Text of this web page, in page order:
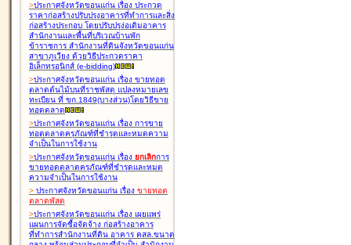
>ประกาศจังหวัดขอนแก่น เรื่อง ประกวด
ราคาก่อสร้างปรับปรุงอาคารที่ทำการและสิ่ง
ก่อสร้างประกอบ โดยปรับปรุง่อเติมอาคาร
สำนักงานและพื้นที่บริเวณบ้านพัก
ข้าราชการ สำนักงานที่ดินจังหวัดขอนแก่น
สาขาภูเวียง ด้วยวิธีประกวดราคา
อิเล็กทรอนิกส์ (e-bidding)
>ประกาศจังหวัดขอนแก่น เรื่อง ขายทอด
ตลาดต้นไม้บนที่ราชพัสดุ แปลงหมายเลข
ทะเบียน ที่ ขก.1849(บางส่วน)โดยวิธีขาย
ทอดตลาด
>ประกาศจังหวัดขอนแก่น เรื่อง การขาย
ทอดตลาดครุภัณฑ์ที่ชำรุดและหมดความ
จำเป็นในการใช้งาน
>ประกาศจังหวัดขอนแก่น เรื่อง ยกเลิกการ
ขายทอดตลาดครุภัณฑ์ที่ชำรุดและหมด
ความจำเป็นในการใช้งาน
> ประกาศจังหวัดขอนแก่น เรื่อง ขายทอด
ตลาดพัสดุ
>ประกาศจังหวัดขอนแก่น เรื่อง เผยแพร่
แผนการจัดซื้อจัดจ้าง ก่อสร้างอาคาร
ที่ทำการสำนักงานที่ดิน อาคาร คสล.ขนาด